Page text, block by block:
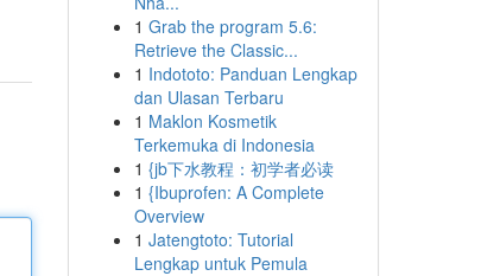
1 Grab the program 5.6:
Retrieve the Classic...
1 Indototo: Panduan Lengkap
dan Ulasan Terbaru
1 Maklon Kosmetik
Terkemuka di Indonesia
1 {jb下水教程：初学者必读
1 {Ibuprofen: A Complete
Overview
1 Jatengtoto: Tutorial
Lengkap untuk Pemula